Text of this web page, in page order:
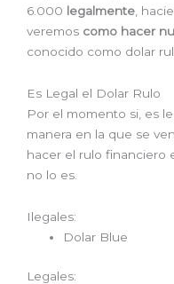
6.000 legalmente ,
veremos como hacer
conocido como dolar
Es Legal el Dolar Rulo
Por el momento si, es
manera en la que se
hacer el rulo financiero
no lo es.
Ilegales:
Dolar Blue
Legales: